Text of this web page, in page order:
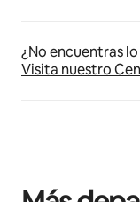
¿No encuentras
Visita nuestro